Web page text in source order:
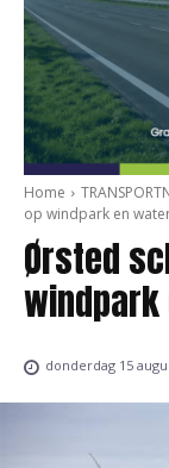
Home
op windpark en
Ørsted
donderdag 15